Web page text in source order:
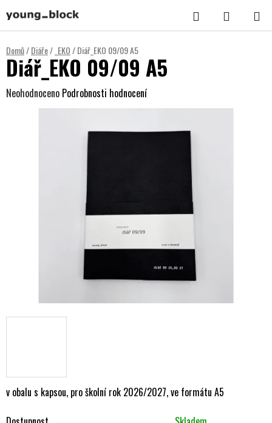
na
obsah
Hledat NÁKUPNÍ
KOŠÍK
Domů/Diáře/ _EKO/Diář_EKO 09/09 A5
v obalu s kapsou, pro školní rok 2026/2027, ve formátu A5
Diář_EKO 09/09 A5
Průměrné
hodnocení
Neohodnoceno Podrobnosti hodnocení